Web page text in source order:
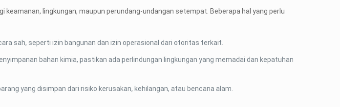
lingkungan, maupun perundang-undangan setempat. Beberapa hal yang perlu
sah, seperti izin bangunan dan izin operasional dari otoritas terkait.
bahan kimia, pastikan ada perlindungan lingkungan yang memadai dan kepatuhan
yang disimpan dari risiko kerusakan, kehilangan, atau bencana alam.